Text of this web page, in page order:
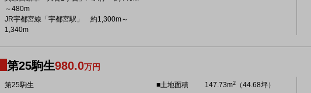
～480m
JR宇都宮線「宇都宮駅」 約1,300m～
1,340m
第25駒生980.0万円
第25駒生
■土地面積 147.73m2
（44.68坪）